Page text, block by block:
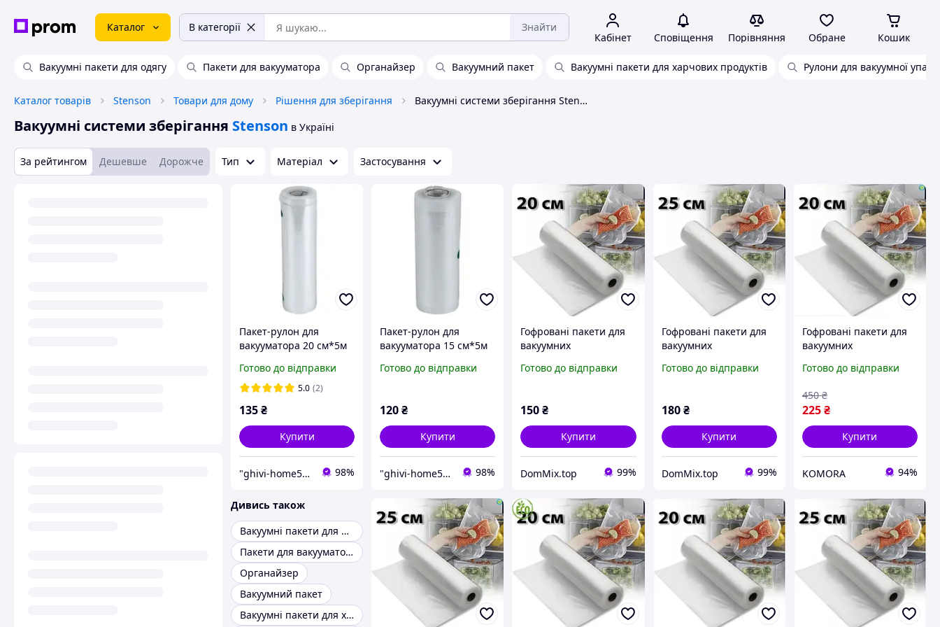
Каталог В категорії Знайти
Кабінет Сповіщення Порівняння Обране Кошик
Вакуумні пакети для одягу Пакети для вакууматора Органайзер Вакуумний пакет Вакуумні пакети для харчових продуктів Рулони для вакуумної
Каталог товарів Stenson Товари для дому Рішення для зберігання Вакуумні системи зберігання Stenson
Вакуумні системи зберігання Stenson в Україні
За рейтингом Дешевше Дорожче Тип Матеріал Застосування
Пакет-рулон для
вакууматора 20 см*5м
Готово до відправки
5.0 (2)
135₴
Купити
"ghivi-home588": Товари для дому, перевірені часом! 98%
Пакет-рулон для
вакууматора 15 см*5м
Готово до відправки
120₴
Купити
"ghivi-home588": Товари для дому, перевірені часом! 98%
Гофровані пакети для
вакуумних
метрів
Готово до відправки
150₴
Купити
DomMix.top 99%
Гофровані пакети для
вакуумних
метрів
Готово до відправки
180 ₴
Купити
DomMix.top 99%
Гофровані пакети для
вакуумних
універсальні для
продовження свіжості
Готово до відправки
225₴
450 ₴
Купити
KOMORA 94%
Дивись також
Вакуумні пакети для одягу
Пакети для вакууматора
Органайзер
Вакуумний пакет
Вакуумні пакети для харчових продуктів